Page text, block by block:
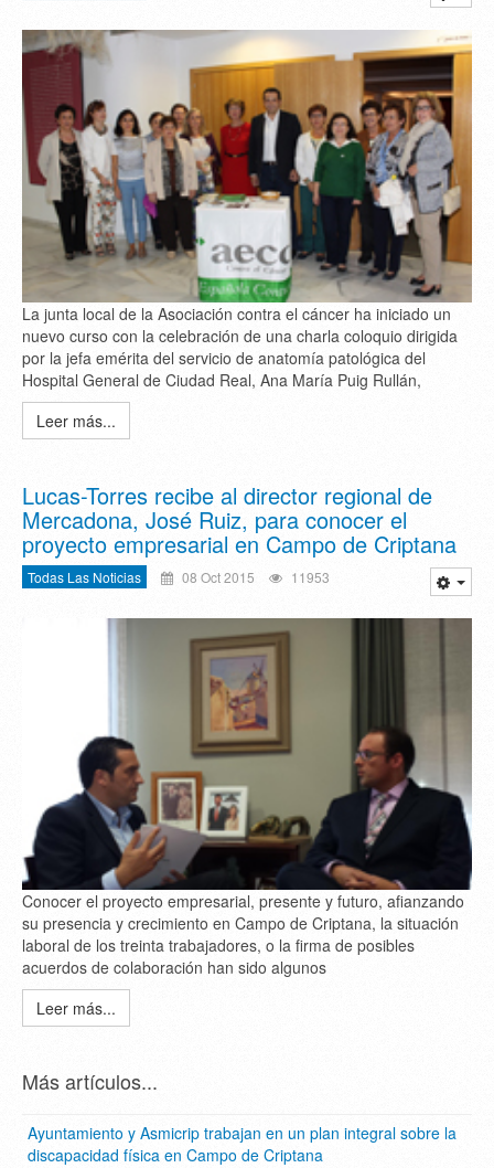
La junta local de la Asociación contra el cáncer ha iniciado un
nuevo curso con la celebración de una charla coloquio dirigida
por la jefa emérita del servicio de anatomía patológica del
Hospital General de Ciudad Real, Ana María Puig Rullán,
Leer más...
Lucas-Torres recibe al director regional de
Mercadona, José Ruiz, para conocer el
proyecto empresarial en Campo de Criptana
Todas Las Noticias 08 Oct 2015 11953
Conocer el proyecto empresarial, presente y futuro, afianzando
su presencia y crecimiento en Campo de Criptana, la situación
laboral de los treinta trabajadores, o la firma de posibles
acuerdos de colaboración han sido algunos
Leer más...
Más artículos...
Ayuntamiento y Asmicrip trabajan en un plan integral sobre la
discapacidad física en Campo de Criptana